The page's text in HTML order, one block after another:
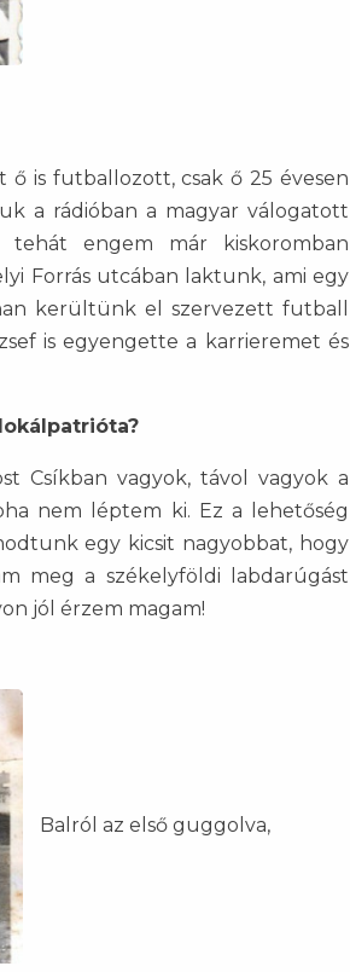
is futballozott, csak ő 25 évesen
a rádióban a magyar válogatott
engem már kiskoromban
Forrás utcában laktunk, ami egy
kerültünk el szervezett futball
is egyengette a karrieremet és
Csíkban vagyok, távol vagyok a
nem léptem ki. Ez a lehetőség
egy kicsit nagyobbat, hogy
meg a székelyföldi labdarúgást
jól érzem magam!
Balról az első guggolva,